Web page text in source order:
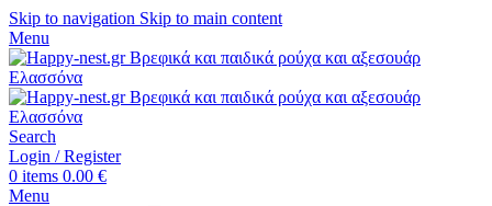
Skip to navigation Skip to main content
Menu
Search
Login / Register
0 items 0.00 €
Menu